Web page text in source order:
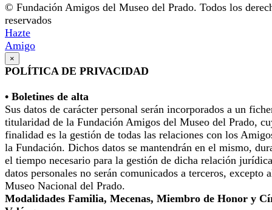
© Fundación Amigos del Museo del Prado. Todos los
reservados
Hazte
Amigo
×
POLÍTICA DE PRIVACIDAD
• Boletines de alta
Sus datos de carácter personal serán incorporados a un
titularidad de la Fundación Amigos del Museo del Prado,
finalidad es la gestión de todas las relaciones con los
la Fundación. Dichos datos se mantendrán en el mismo,
el tiempo necesario para la gestión de dicha relación
datos personales no serán comunicados a terceros, excepto
Museo Nacional del Prado.
Modalidades Familia, Mecenas, Miembro de Honor y